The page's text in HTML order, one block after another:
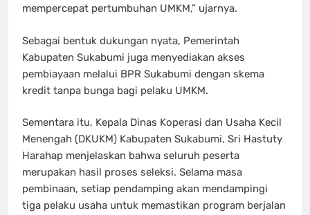
mempercepat pertumbuhan UMKM,” ujarnya.
Sebagai bentuk dukungan nyata, Pemerintah
Kabupaten Sukabumi juga menyediakan akses
pembiayaan melalui BPR Sukabumi dengan skema
kredit tanpa bunga bagi pelaku UMKM.
Sementara itu, Kepala Dinas Koperasi dan Usaha Kecil
Menengah (DKUKM) Kabupaten Sukabumi, Sri Hastuty
Harahap menjelaskan bahwa seluruh peserta
merupakan hasil proses seleksi. Selama masa
pembinaan, setiap pendamping akan mendampingi
tiga pelaku usaha untuk memastikan program berjalan